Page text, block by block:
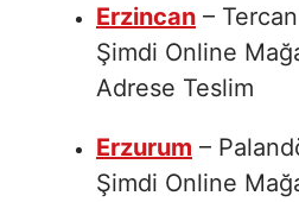
Erzincan –
Şimdi Online
Adrese Teslim
Erzurum –
Şimdi Online